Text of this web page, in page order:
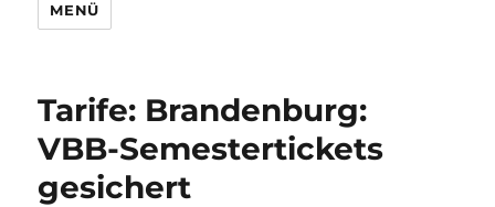
MENÜ
Tarife: Brandenburg:
VBB-Semestertickets
gesichert